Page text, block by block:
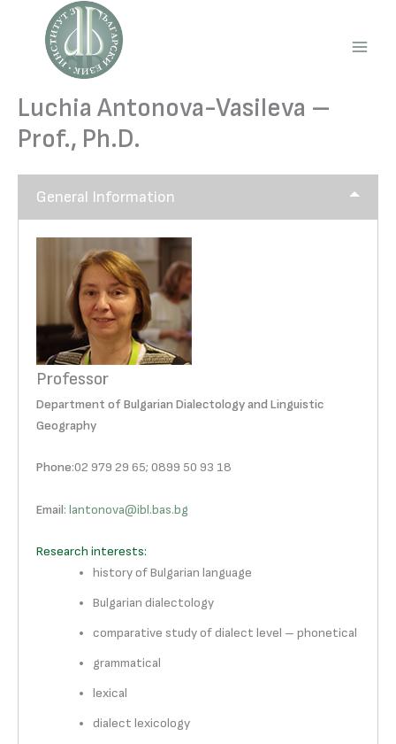
content
Luchia Antonova-Vasileva –
Prof., Ph.D.
General Information
Professor
Department of Bulgarian Dialectology and Linguistic
Geography
Phone:02 979 29 65; 0899 50 93 18
Email: lantonova@ibl.bas.bg
Research interests:
history of Bulgarian language
Bulgarian dialectology
comparative study of dialect level – phonetical
grammatical
lexical
dialect lexicology